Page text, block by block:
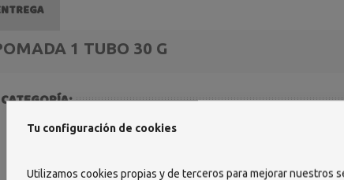
1 TUBO 30 G
Tu configuración de cookies
Utilizamos cookies propias y de terceros para mejorar nuestros